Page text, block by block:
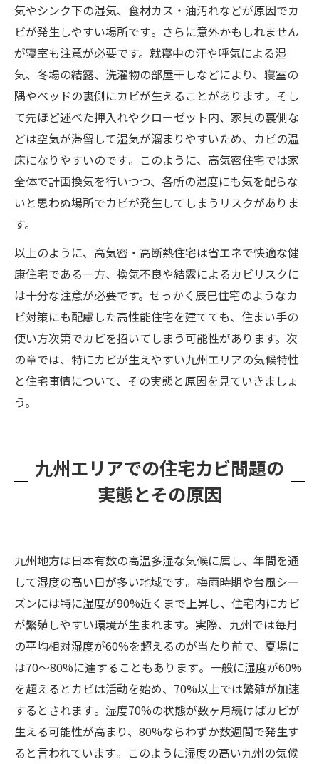
気やシンク下の湿気、食材カス・油汚れなどが原因でカ
ビが発生しやすい場所です​。さらに意外かもしれません
が寝室も注意が必要です。就寝中の汗や呼気による湿
気、冬場の結露、洗濯物の部屋干しなどにより、寝室の
隅やベッドの裏側にカビが生えることがあります​。そし
て先ほど述べた押入れやクローゼット内、家具の裏側な
どは空気が滞留して湿気が溜まりやすいため、カビの温
床になりやすいのです​。このように、高気密住宅では家
全体で計画換気を行いつつ、各所の湿度にも気を配らな
いと思わぬ場所でカビが発生してしまうリスクがありま
す。
以上のように、高気密・高断熱住宅は省エネで快適な健
康住宅である一方、換気不良や結露によるカビリスクに
は十分な注意が必要です。せっかく辰巳住宅のようなカ
ビ対策にも配慮した高性能住宅を建てても、住まい手の
使い方次第でカビを招いてしまう可能性があります。次
の章では、特にカビが生えやすい九州エリアの気候特性
と住宅事情について、その実態と原因を見ていきましょ
う。
九州エリアでの住宅カビ問題の
実態とその原因
九州地方は日本有数の高温多湿な気候に属し、年間を通
して湿度の高い日が多い地域です​。梅雨時期や台風シー
ズンには特に湿度が90%近くまで上昇し、住宅内にカビ
が繁殖しやすい環境が生まれます。実際、九州では毎月
の平均相対湿度が60%を超えるのが当たり前で、夏場に
は70～80%に達することもあります​。一般に湿度が60%
を超えるとカビは活動を始め、70%以上では繁殖が加速
するとされます​。湿度70%の状態が数ヶ月続けばカビが
生える可能性が高まり、80%ならわずか数週間で発生す
ると言われています​。このように湿度の高い九州の気候